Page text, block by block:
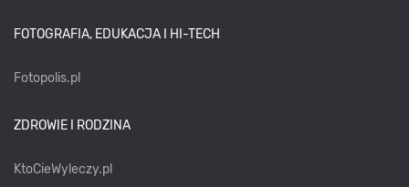
FOTOGRAFIA, EDUKACJA I HI-TECH
Fotopolis.pl
ZDROWIE I RODZINA
KtoCieWyleczy.pl